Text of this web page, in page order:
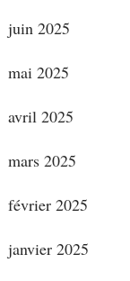
juin 2025
mai 2025
avril 2025
mars 2025
février 2025
janvier 2025